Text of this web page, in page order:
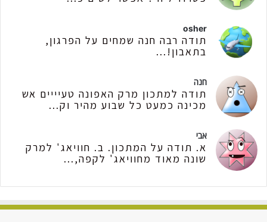
osher
תודה רבה חנה שמחים על הפרגון,
בתאבון!...
חנה
תודה למתכון מרק האפונה טעיייים אש
מכינה כמעט כל שבוע מהיר וק...
אבי
א. תודה על המתכון. ב. חוויאג' למרק
שונה מאוד מחוויאג' לקפה,...